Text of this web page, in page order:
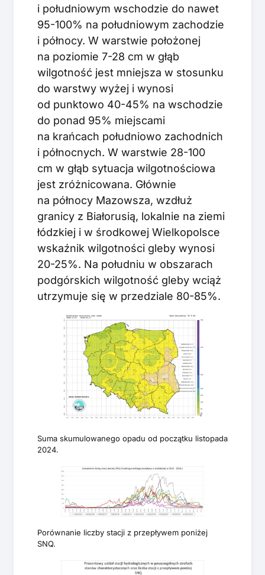
i południowym wschodzie do nawet
95-100% na południowym zachodzie
i północy. W warstwie położonej
na poziomie 7-28 cm w głąb
wilgotność jest mniejsza w stosunku
do warstwy wyżej i wynosi
od punktowo 40-45% na wschodzie
do ponad 95% miejscami
na krańcach południowo zachodnich
i północnych. W warstwie 28-100
cm w głąb sytuacja wilgotnościowa
jest zróżnicowana. Głównie
na północy Mazowsza, wzdłuż
granicy z Białorusią, lokalnie na ziemi
łódzkiej i w środkowej Wielkopolsce
wskaźnik wilgotności gleby wynosi
20-25%. Na południu w obszarach
podgórskich wilgotność gleby wciąż
utrzymuje się w przedziale 80-85%.
Suma skumulowanego opadu od początku listopada
2024.
Porównanie liczby stacji z przepływem poniżej
SNQ.